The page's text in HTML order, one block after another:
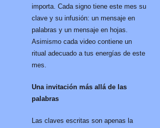
importa. Cada signo tiene este mes su
clave y su infusión: un mensaje en
palabras y un mensaje en hojas.
Asimismo cada video contiene un
ritual adecuado a tus energías de este
mes.
Una invitación más allá de las
palabras
Las claves escritas son apenas la